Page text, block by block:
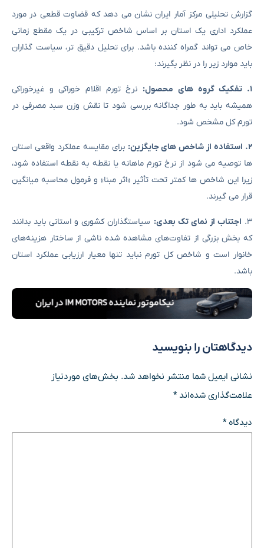
گزارش تحلیلی مرکز آمار ایران نشان می دهد که قضاوت قطعی در مورد
عملکرد اداری یک استان بر اساس شاخص ترکیبی در یک مقطع زمانی
خاص می تواند گمراه کننده باشد. برای تحلیل دقیق تر، سیاست گذاران
باید موارد زیر را در نظر بگیرند:
۱. تفکیک گروه های محصول : نرخ تورم اقلام خوراکی و غیرخوراکی
همیشه باید به طور جداگانه بررسی شود تا نقش وزن سبد مصرفی در
تورم کل مشخص شود.
۲. استفاده از شاخص های جایگزین:
برای مقایسه عملکرد واقعی استان
ها توصیه می شود از نرخ تورم ماهانه یا نقطه به نقطه استفاده شود،
زیرا این شاخص ها کمتر تحت تأثیر «اثر مبنا» و فرمول محاسبه میانگین
قرار می گیرند.
۳. اجتناب از نمای تک بعدی: سیاستگذاران کشوری و استانی باید بدانند
که بخش بزرگی از تفاوت‌های مشاهده شده ناشی از ساختار هزینه‌های
خانوار است و شاخص کل تورم نباید تنها معیار ارزیابی عملکرد استان
باشد.
دیدگاهتان را بنویسید
نشانی ایمیل شما منتشر نخواهد شد. بخش‌های موردنیاز
علامت‌گذاری شده‌اند*
دیدگاه*